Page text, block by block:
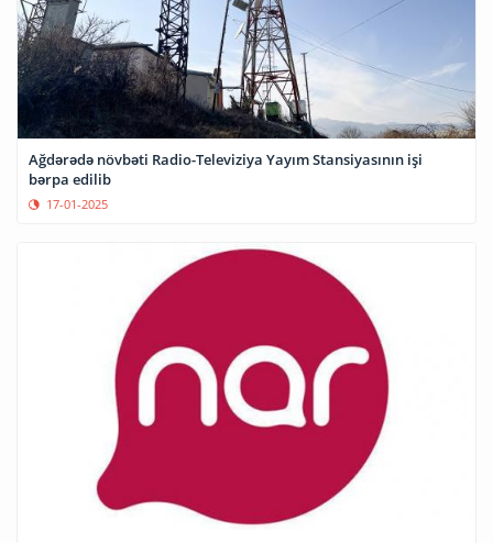
Ağdərədə növbəti Radio-Televiziya Yayım Stansiyasının işi
bərpa edilib
17-01-2025